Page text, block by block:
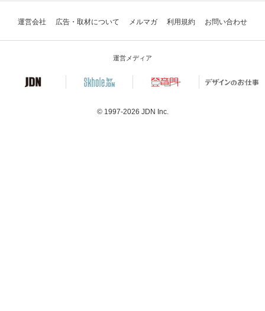
運営会社 広告・取材について メルマガ 利用規約 お問い合わせ
運営メディア
© 1997-2026 JDN Inc.